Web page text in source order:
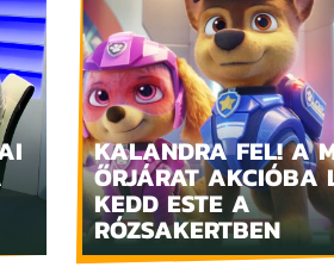
KALANDRA FEL! A
ŐRJÁRAT AKCIÓBA
KEDD ESTE A
RÓZSAKERTBEN